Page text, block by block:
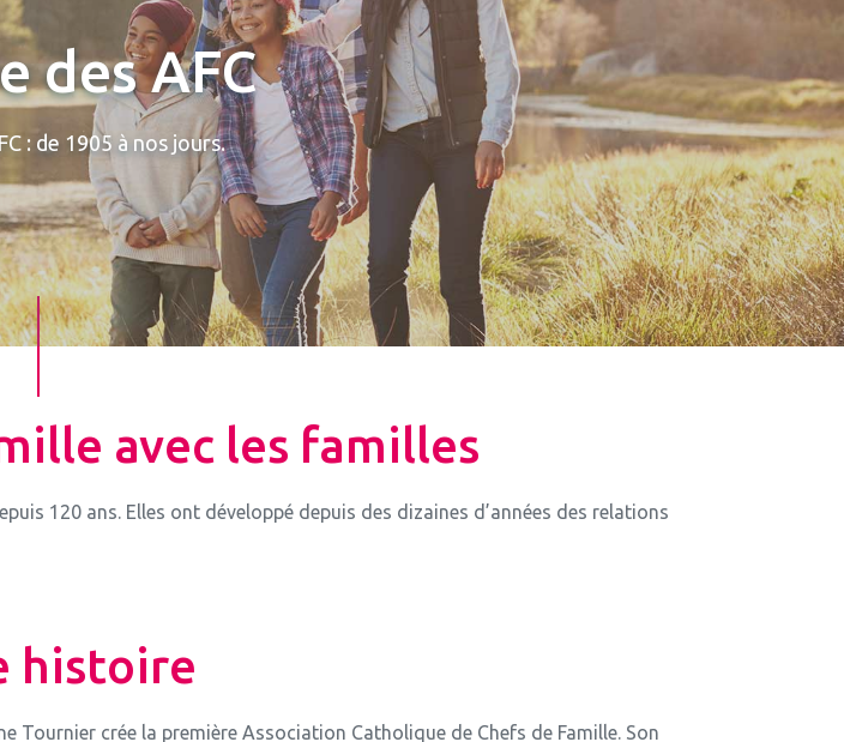
des AFC
: de 1905 à nos jours.
avec les familles
120 ans. Elles ont développé depuis des dizaines d’années des relations
histoire
crée la première Association Catholique de Chefs de Famille. Son